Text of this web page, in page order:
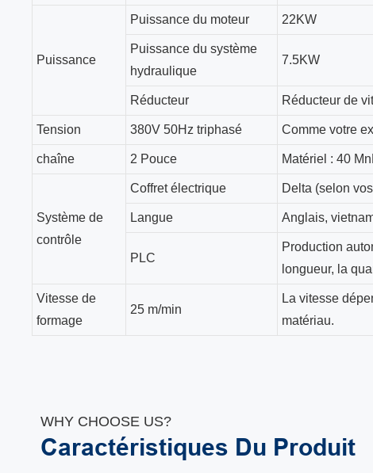
Puissance
Puissance du moteur 22KW
Puissance du système
hydraulique
7.5KW
Réducteur Réducteur de
Tension 380V 50Hz triphasé Comme votre
chaîne 2 Pouce Matériel : 40
Système de
contrôle
Coffret électrique Delta (selon
Langue Anglais,
PLC
Production
longueur, la
Vitesse de
formage
25 m/min
La vitesse
matériau.
WHY CHOOSE US?
Caractéristiques Du Produit